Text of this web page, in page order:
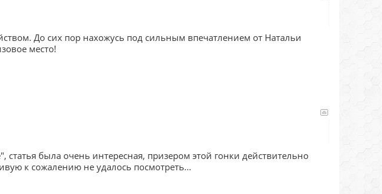
До сих пор нахожусь под сильным впечатлением от Натальи
место!
статья была очень интересная, призером этой гонки действительно
к сожалению не удалось посмотреть...